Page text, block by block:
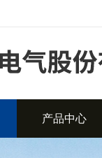
产品中心